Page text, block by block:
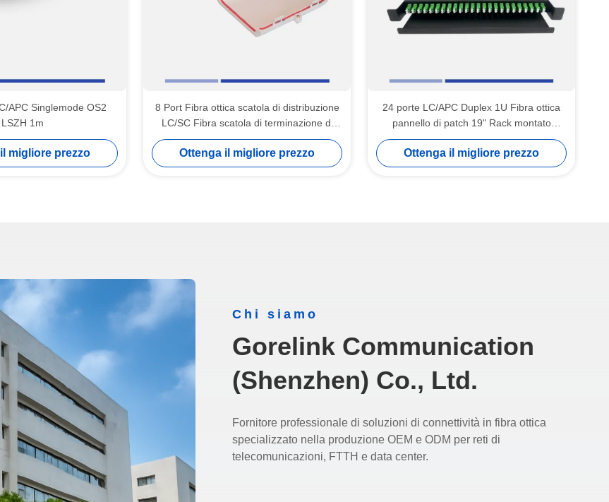
APC Singlemode OS2
LSZH 1m
migliore prezzo
8 Port Fibra ottica scatola di distribuzione
LC/SC Fibra scatola di terminazione di
montaggio a parete compatta
Ottenga il migliore prezzo
24 porte LC/APC Duplex 1U Fibra ottica
pannello di patch 19" Rack montato
LC/APC singolo modo duplex adattatore
Ottenga il migliore prezzo
Chi siamo
Gorelink Communication
(Shenzhen) Co., Ltd.
Fornitore professionale di soluzioni di connettività in fibra ottica
specializzato nella produzione OEM e ODM per reti di
telecomunicazioni, FTTH e data center.